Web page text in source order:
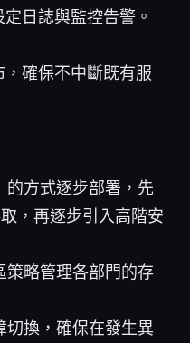
日誌與監控告警。
確保不中斷既有服
的方式逐步部署，先
，再逐步引入高階安
策略管理各部門的存
切換，確保在發生異